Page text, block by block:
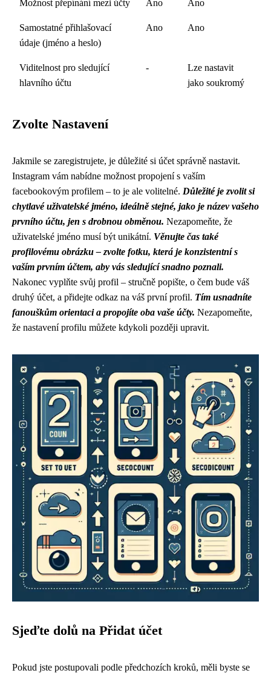
Možnost přepínání mezi účty Ano Ano
Samostatné přihlašovací
údaje (jméno a heslo)
Ano Ano
Viditelnost pro sledující
hlavního účtu
-
Lze nastavit
jako soukromý
Zvolte Nastavení
Jakmile se zaregistrujete, je důležité si účet správně nastavit.
Instagram vám nabídne možnost propojení s vaším
facebookovým profilem – to je ale volitelné. Důležité je zvolit si
chytlavé uživatelské jméno, ideálně stejné, jako je název vašeho
prvního účtu, jen s drobnou obměnou. Nezapomeňte, že
uživatelské jméno musí být unikátní. Věnujte čas také
profilovému obrázku – zvolte fotku, která je konzistentní s
vaším prvním účtem, aby vás sledující snadno poznali.
Nakonec vyplňte svůj profil – stručně popište, o čem bude váš
druhý účet, a přidejte odkaz na váš první profil. Tím usnadníte
fanouškům orientaci a propojíte oba vaše účty. Nezapomeňte,
že nastavení profilu můžete kdykoli později upravit.
Sjeďte dolů na Přidat účet
Pokud jste postupovali podle předchozích kroků, měli byste se